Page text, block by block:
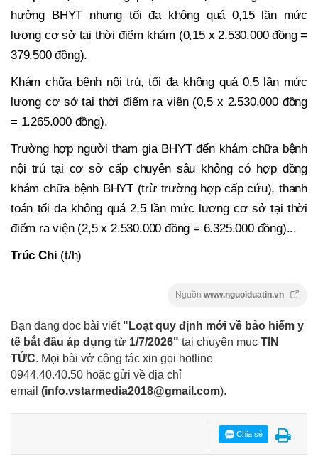
hưởng BHYT nhưng tối đa không quá 0,15 lần mức
lương cơ sở tại thời điểm khám (0,15 x 2.530.000 đồng =
379.500 đồng).
Khám chữa bệnh nội trú, tối đa không quá 0,5 lần mức
lương cơ sở tại thời điểm ra viện (0,5 x 2.530.000 đồng
= 1.265.000 đồng).
Trường hợp người tham gia BHYT đến khám chữa bệnh
nội trú tại cơ sở cấp chuyên sâu không có hợp đồng
khám chữa bệnh BHYT (trừ trường hợp cấp cứu), thanh
toán tối đa không quá 2,5 lần mức lương cơ sở tại thời
điểm ra viện (2,5 x 2.530.000 đồng = 6.325.000 đồng)...
Trúc Chi (t/h)
Nguồn www.nguoiduatin.vn
Bạn đang đọc bài viết "Loạt quy định mới về bảo hiểm y
tế bắt đầu áp dụng từ 1/7/2026" tại chuyên mục TIN
TỨC. Mọi bài vở cộng tác xin gọi hotline
0944.40.40.50 hoặc gửi về địa chỉ
email (info.vstarmedia2018@gmail.com).
Chia sẻ